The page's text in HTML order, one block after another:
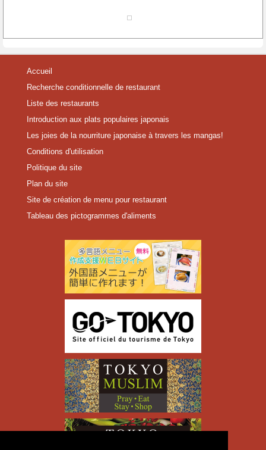
Accueil
Recherche conditionnelle de restaurant
Liste des restaurants
Introduction aux plats populaires japonais
Les joies de la nourriture japonaise à travers les mangas!
Conditions d'utilisation
Politique du site
Plan du site
Site de création de menu pour restaurant
Tableau des pictogrammes d'aliments